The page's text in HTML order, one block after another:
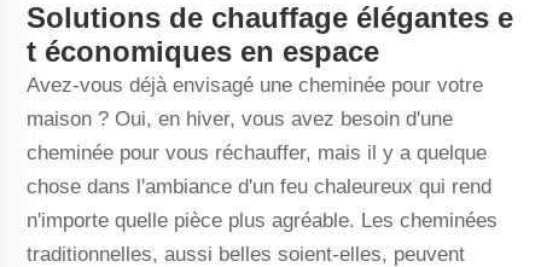
Solutions de chauffage élégantes e
t économiques en espace
Avez-vous déjà envisagé une cheminée pour votre
maison ? Oui, en hiver, vous avez besoin d'une
cheminée pour vous réchauffer, mais il y a quelque
chose dans l'ambiance d'un feu chaleureux qui rend
n'importe quelle pièce plus agréable. Les cheminées
traditionnelles, aussi belles soient-elles, peuvent